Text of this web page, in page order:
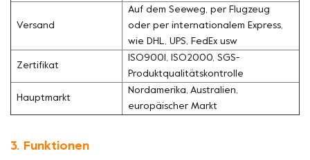
Versand
Auf dem Seeweg, per Flugzeug
oder per internationalem Express,
wie DHL, UPS, FedEx usw
Zertifikat
ISO9001, ISO2000, SGS-
Produktqualitätskontrolle
Hauptmarkt
Nordamerika, Australien,
europäischer Markt
3. Funktionen